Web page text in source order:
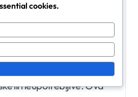
nepredvidivim klimama.
koristiti teniske
u laganoj kiši ili
znajući da neće upijati
ili neupotrebljive. Ova
cookies.